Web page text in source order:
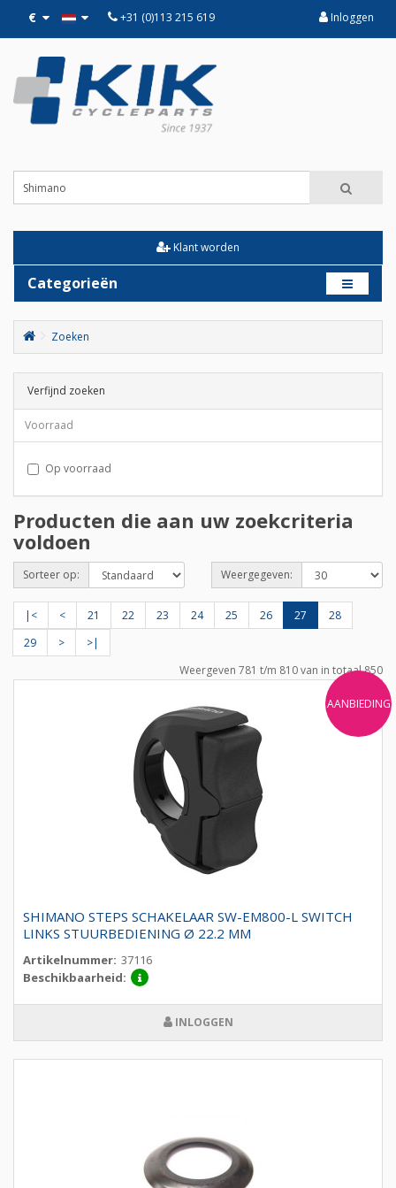
€ +31 (0)113 215 619 Inloggen
Klant worden
Categorieën
Zoeken
Verfijnd zoeken
Voorraad
Op voorraad
Producten die aan uw zoekcriteria
voldoen
Sorteer op: Weergegeven:
|< < 21 22 23 24 25 26 27
28
29
>
>|
Weergeven 781 t/m 810 van in totaal 850
AANBIEDING
SHIMANO STEPS SCHAKELAAR SW-EM800-L SWITCH
LINKS STUURBEDIENING Ø 22.2 MM
Artikelnummer: 37116
Beschikbaarheid:
INLOGGEN